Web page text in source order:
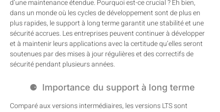
d’une maintenance étendue. Pourquoi est-ce crucial ? Eh bien,
dans un monde où les cycles de développement sont de plus en
plus rapides, le support à long terme garantit une stabilité et une
sécurité accrues. Les entreprises peuvent continuer à développer
et à maintenir leurs applications avec la certitude qu’elles seront
soutenues par des mises à jour régulières et des correctifs de
sécurité pendant plusieurs années.
Importance du support à long terme
Comparé aux versions intermédiaires, les versions LTS sont